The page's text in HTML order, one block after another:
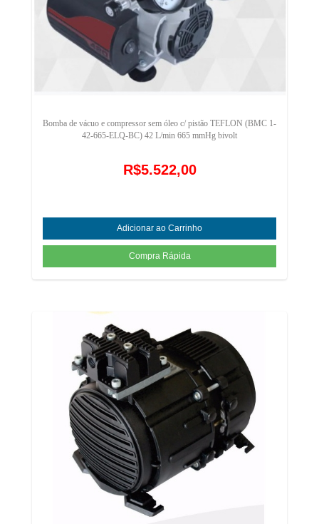
Bomba de vácuo e compressor sem óleo c/ pistão TEFLON (BMC 1-
42-665-ELQ-BC) 42 L/min 665 mmHg bivolt
R$5.522,00